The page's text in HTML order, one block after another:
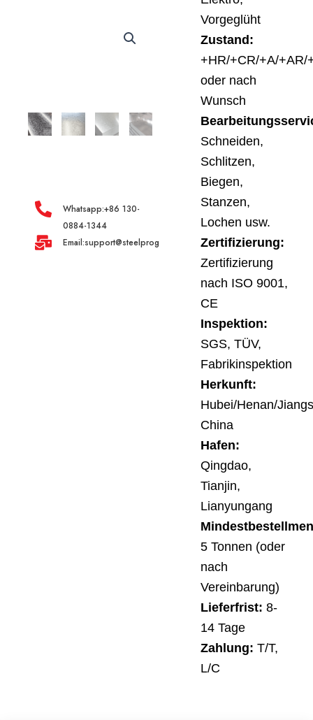
Whatsapp:+86 130-
0884-1344
Email:support@steelprogroup.com
Vorgeglüht
Zustand:
+HR/+CR/+A/+AR/
oder nach
Wunsch
Schneiden,
Schlitzen,
Biegen,
Stanzen,
Lochen usw.
Zertifizierung:
Zertifizierung
nach ISO 9001,
CE
Inspektion:
SGS, TÜV,
Fabrikinspektion
Herkunft:
Hubei/Henan/
China
Hafen:
Qingdao,
Tianjin,
Lianyungang
5 Tonnen (oder
nach
Vereinbarung)
Lieferfrist:8-
14 Tage
Zahlung:T/T,
L/C